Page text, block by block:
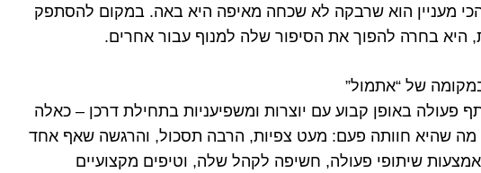
מעניין הוא שרבקה לא שכחה מאיפה היא באה. במקום להסתפק
היא בחרה להפוך את הסיפור שלה למנוף עבור אחרים.
של “אתמול”
פעולה באופן קבוע עם יוצרות ומשפיעניות בתחילת דרכן – כאלה
מה שהיא חוותה פעם: מעט צפיות, הרבה תסכול, והרגשה שאף אחד
שיתופי פעולה, חשיפה לקהל שלה, וטיפים מקצועיים